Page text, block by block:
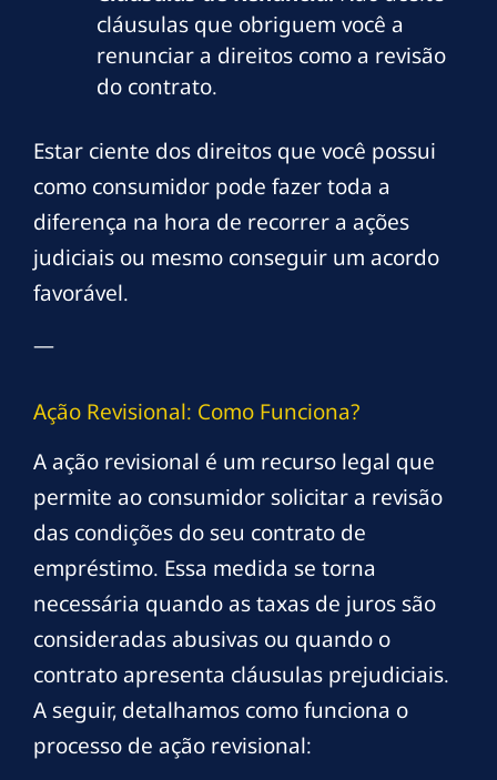
cláusulas que obriguem você a
renunciar a direitos como a revisão
do contrato.
Estar ciente dos direitos que você possui
como consumidor pode fazer toda a
diferença na hora de recorrer a ações
judiciais ou mesmo conseguir um acordo
favorável.
—
Ação Revisional: Como Funciona?
A ação revisional é um recurso legal que
permite ao consumidor solicitar a revisão
das condições do seu contrato de
empréstimo. Essa medida se torna
necessária quando as taxas de juros são
consideradas abusivas ou quando o
contrato apresenta cláusulas prejudiciais.
A seguir, detalhamos como funciona o
processo de ação revisional: